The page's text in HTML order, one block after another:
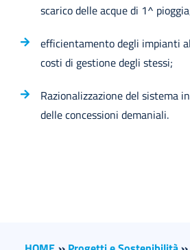
scarico delle acque di 1^
efficientamento degli impianti
costi di gestione degli stessi;
Razionalizzazione del sistema
delle concessioni demaniali.